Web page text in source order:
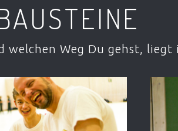
Weg Du gehst, liegt